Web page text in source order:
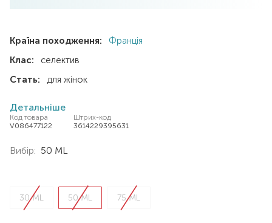
Країна походження:
Франція
Клас:
селектив
Стать:
для жінок
Детальніше
Код товара
V086477122
Штрих-код
3614229395631
Вибір: 50 ML
30 ML 50 ML 75 ML